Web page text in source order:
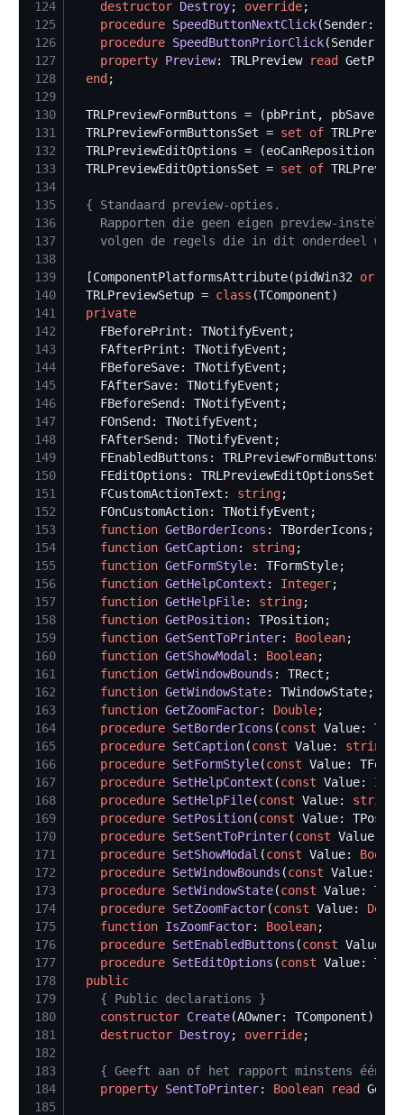
124 destructor Destroy; override
125
procedure SpeedButtonNextClick
126
procedure SpeedButtonPriorClick
127
property Preview: TRLPreview read
128
end
129
130
131
  TRLPreviewFormButtonsSet =
set
of
132
133
  TRLPreviewEditOptionsSet =
set
of
134
135
{
136
137
volgen de regels die in dit onderdeel
138
139
  [ComponentPlatformsAttribute(pidWin32
or
140
  TRLPreviewSetup =
class
141
private
142
143
144
145
146
147
148
149
150
151
    FCustomActionText:
string
152
153
function GetBorderIcons
154
function GetCaption: string
155
function GetFormStyle
156
function GetHelpContext : Integer
157
function GetHelpFile: string
158
function GetPosition
159
function GetSentToPrinter: Boolean
160
function GetShowModal : Boolean
161
function GetWindowBounds
162
function GetWindowState
163
function GetZoomFactor: Double
164
procedure SetBorderIcons (const
165
procedure SetCaption(const Value: string
166
procedure SetFormStyle(const
167
procedure SetHelpContext (const Value:
168
procedure SetHelpFile(const Value: string
169
procedure SetPosition(const
170
procedure SetSentToPrinter(const Value:
171
procedure SetShowModal (const Value:
172
procedure SetWindowBounds (const
173
procedure SetWindowState(const
174
procedure SetZoomFactor(const Value:
175
function IsZoomFactor: Boolean
176
procedure SetEnabledButtons (const
177
procedure SetEditOptions (const
178
public
179
{ Public declarations }
180
constructor Create(AOwner: TComponent);
181
destructor Destroy; override
182
183
{ Geeft aan of het rapport minstens
184
property SentToPrinter: Boolean read
185